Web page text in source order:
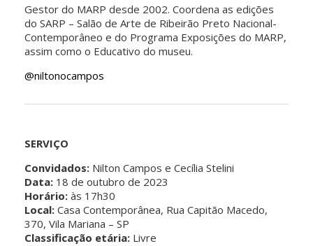
Gestor do MARP desde 2002. Coordena as edições
do SARP – Salão de Arte de Ribeirão Preto Nacional-
Contemporâneo e do Programa Exposições do MARP,
assim como o Educativo do museu.
@niltonocampos
SERVIÇO
Convidados: Nilton Campos e Cecília Stelini
Data: 18 de outubro de 2023
Horário: às 17h30
Local: Casa Contemporânea, Rua Capitão Macedo,
370, Vila Mariana – SP
Classificação etária: Livre